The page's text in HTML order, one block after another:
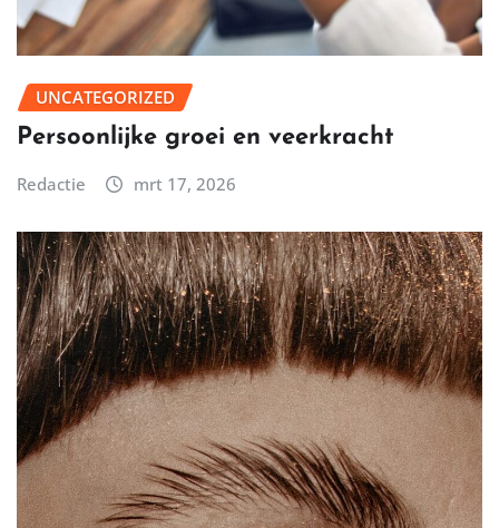
UNCATEGORIZED
Persoonlijke groei en veerkracht
Redactie mrt 17, 2026